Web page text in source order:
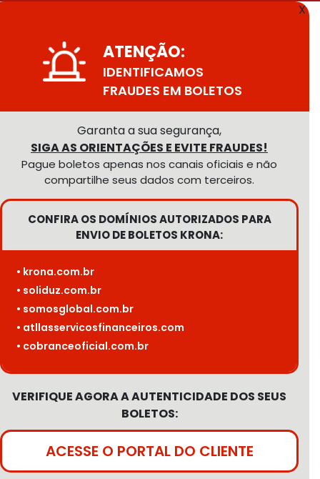
X
ATENÇÃO:
IDENTIFICAMOS
FRAUDES EM BOLETOS
Garanta a sua segurança,
SIGA AS ORIENTAÇÕES E EVITE FRAUDES!
Pague boletos apenas nos canais oficiais e não
compartilhe seus dados com terceiros.
CONFIRA OS DOMÍNIOS AUTORIZADOS PARA
ENVIO DE BOLETOS KRONA:
• krona.com.br
• soliduz.com.br
• somosglobal.com.br
• atllasservicosfinanceiros.com
• cobranceoficial.com.br
VERIFIQUE AGORA A AUTENTICIDADE DOS SEUS
BOLETOS:
ACESSE O PORTAL DO CLIENTE